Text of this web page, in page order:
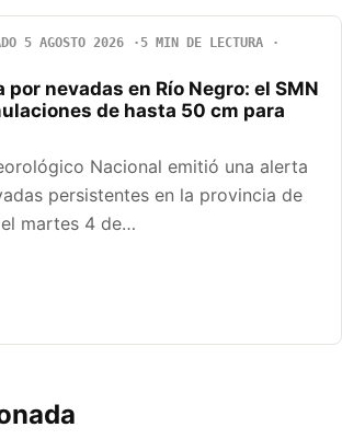
5 AGOSTO 2026
5 MIN DE LECTURA
nevadas en Río Negro: el SMN
de hasta 50 cm para
Nacional emitió una alerta
persistentes en la provincia de
martes 4 de…